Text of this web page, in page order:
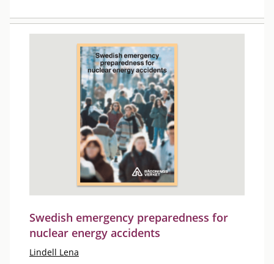
Swedish emergency preparedness for
nuclear energy accidents
Lindell Lena